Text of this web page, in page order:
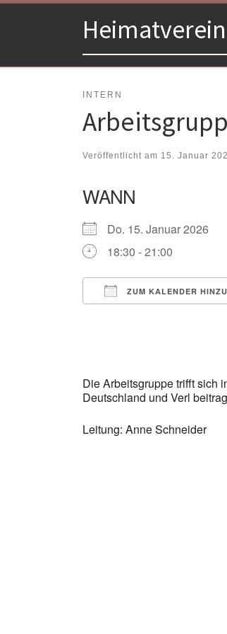
Zum Inhalt springen
INTERN
Veröffentlicht am 15. Januar
WANN
Do. 15. Januar 2026
18:30 - 21:00
ZUM KALENDER
Die Arbeitsgruppe trifft sich
Deutschland und Verl
Leitung: Anne Schneider